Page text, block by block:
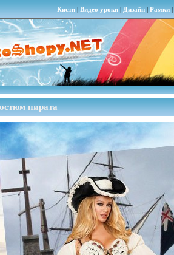
Кисти| Видео уроки| Дизайн| Рамки|
пирата